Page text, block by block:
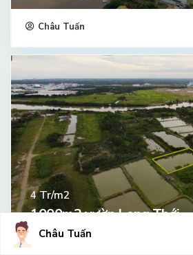
Châu Tuấn
4Tr/m2
1000m2 vườn Long Thới –
Châu Tuấn